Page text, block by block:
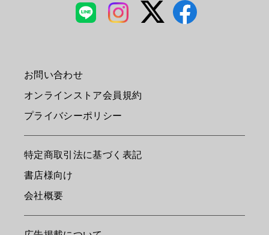
お問い合わせ
オンラインストア会員規約
プライバシーポリシー
特定商取引法に基づく表記
書店様向け
会社概要